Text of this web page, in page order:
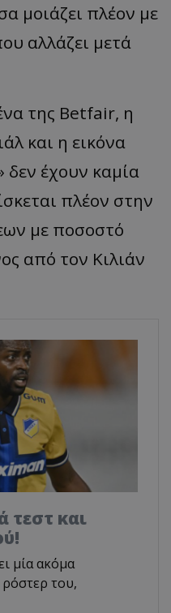
μοιάζει πλέον με
αλλάζει μετά
της Betfair, η
και η εικόνα
έχουν καμία
πλέον στην
με ποσοστό
από τον Κιλιάν
τεστ και
μία ακόμα
του,